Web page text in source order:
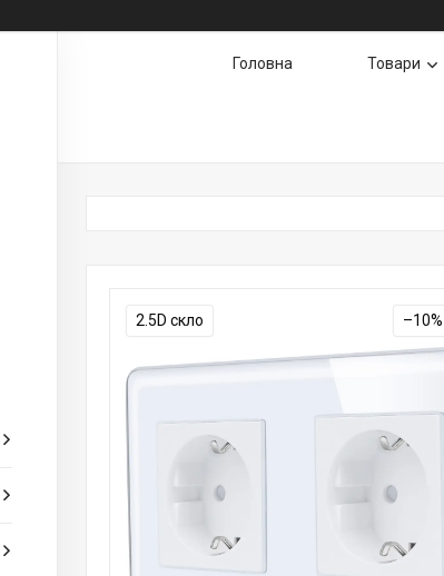
Головна Товари
2.5D скло –10%